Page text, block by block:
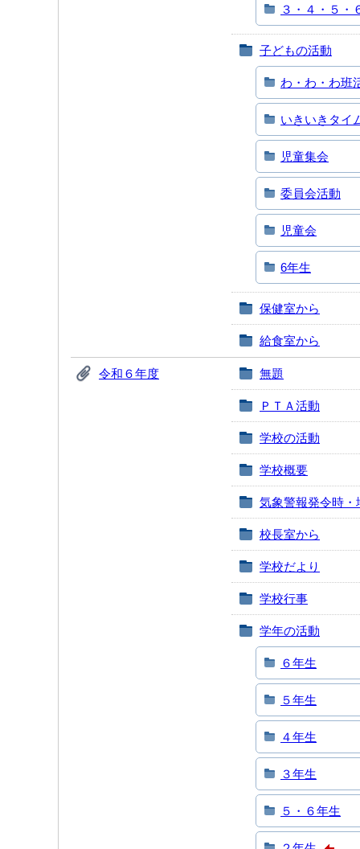
３・４・５・
子どもの活動
わ・わ・わ班
いきいきタイ
児童集会
委員会活動
児童会
6年生
保健室から
給食室から
令和６年度 無題
ＰＴＡ活動
学校の活動
学校概要
気象警報発令時
校長室から
学校だより
学校行事
学年の活動
６年生
５年生
４年生
３年生
５・６年生